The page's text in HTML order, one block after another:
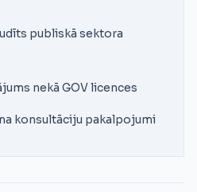
publiskā sektora
nekā GOV licences
konsultāciju pakalpojumi